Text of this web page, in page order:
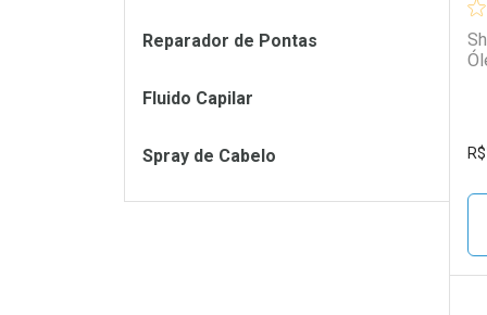
R$
Reparador de Pontas
Fluido Capilar
Spray de Cabelo